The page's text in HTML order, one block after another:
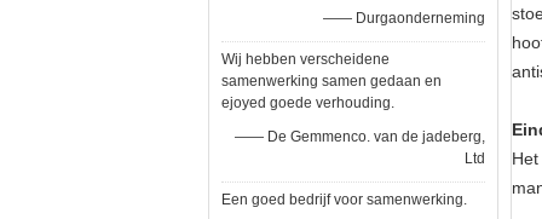
—— Durgaonderneming
Wij hebben verscheidene
samenwerking samen gedaan en
ejoyed goede verhouding.
—— De Gemmenco. van de jadeberg,
Ltd
Een goed bedrijf voor samenwerking.